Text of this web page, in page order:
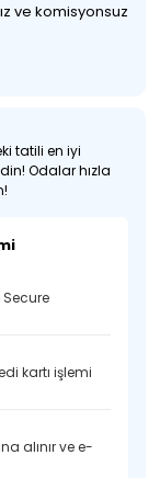
ve komisyonsuz
tatili en iyi
Odalar hızla
Secure
kartı işlemi
alınır ve e-